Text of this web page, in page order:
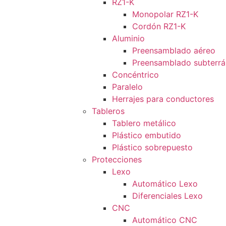
RZ1-K
Monopolar RZ1-K
Cordón RZ1-K
Aluminio
Preensamblado aéreo
Preensamblado
Concéntrico
Paralelo
Herrajes para conductores
Tableros
Tablero metálico
Plástico embutido
Plástico sobrepuesto
Protecciones
Lexo
Automático Lexo
Diferenciales Lexo
CNC
Automático CNC